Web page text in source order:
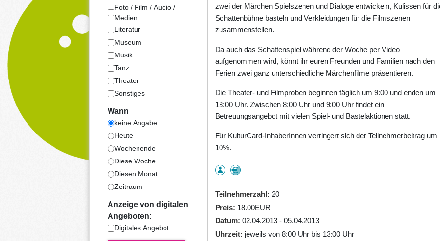
Foto / Film / Audio /
Medien
Literatur
Museum
Musik
Tanz
Theater
Sonstiges
Wann
keine Angabe
Heute
Wochenende
Diese Woche
Diesen Monat
Zeitraum
Anzeige von digitalen
Angeboten:
Digitales Angebot
zwei der Märchen Spielszenen und Dialoge entwickeln, Kulissen für
Schattenbühne basteln und Verkleidungen für die Filmszenen
zusammenstellen.
Da auch das Schattenspiel während der Woche per Video
aufgenommen wird, könnt ihr euren Freunden und Familien nach den
Ferien zwei ganz unterschiedliche Märchenfilme präsentieren.
Die Theater- und Filmproben beginnen täglich um 9:00 und enden um
13:00 Uhr. Zwischen 8:00 Uhr und 9:00 Uhr findet ein
Betreuungsangebot mit vielen Spiel- und Bastelaktionen statt.
Für KulturCard-InhaberInnen verringert sich der Teilnehmerbeitrag um
10%.
Teilnehmerzahl
20
Preis
18.00EUR
Datum 02.04.2013 - 05.04.2013
Uhrzeit
jeweils von 8:00 Uhr bis 13:00 Uhr